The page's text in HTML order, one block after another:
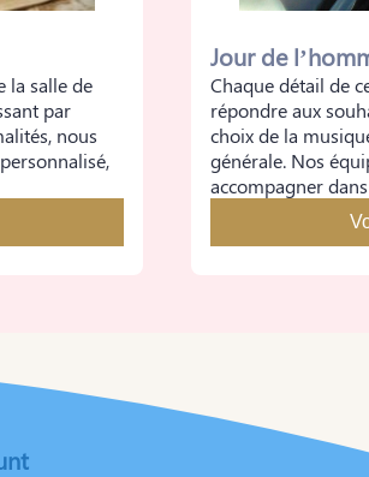
la salle de
par
nous
Jour de
Chaque détail de
répondre aux
choix de la
générale. Nos
accompagner